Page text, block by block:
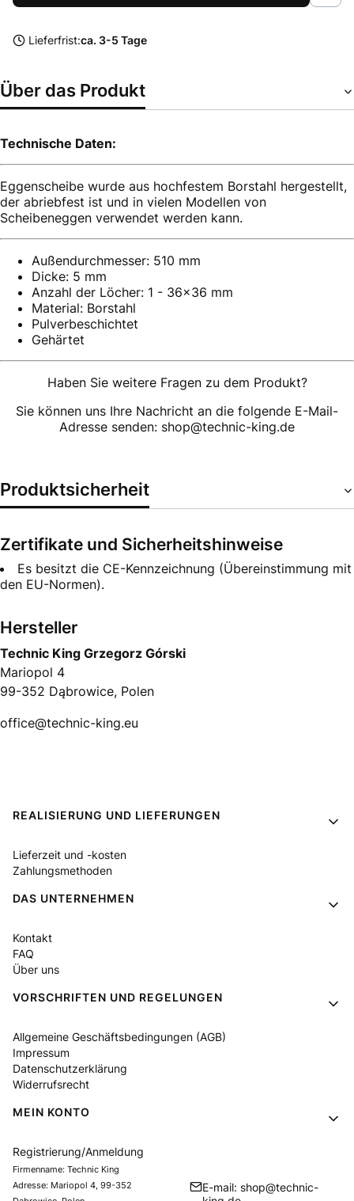
Lieferfrist:ca. 3-5 Tage
Über das Produkt
Technische Daten:
Eggenscheibe wurde aus hochfestem Borstahl hergestellt,
der abriebfest ist und in vielen Modellen von
Scheibeneggen verwendet werden kann.
Außendurchmesser: 510 mm
Dicke: 5 mm
Anzahl der Löcher: 1 - 36x36 mm
Material: Borstahl
Pulverbeschichtet
Gehärtet
Haben Sie weitere Fragen zu dem Produkt?
Sie können uns Ihre Nachricht an die folgende E-Mail-
Adresse senden: shop@technic-king.de
Produktsicherheit
Zertifikate und Sicherheitshinweise
Es besitzt die CE-Kennzeichnung (Übereinstimmung mit
den EU-Normen).
Hersteller
Technic King Grzegorz Górski
Mariopol 4
99-352 Dąbrowice, Polen
office@technic-king.eu
Fußzeilenmenü
REALISIERUNG UND LIEFERUNGEN
Lieferzeit und -kosten
Zahlungsmethoden
DAS UNTERNEHMEN
Kontakt
FAQ
Über uns
VORSCHRIFTEN UND REGELUNGEN
Allgemeine Geschäftsbedingungen (AGB)
Impressum
Datenschutzerklärung
Widerrufsrecht
MEIN KONTO
Registrierung/Anmeldung
Firmenname: Technic King
Adresse: Mariopol 4, 99-352
E-mail: shop@technic-